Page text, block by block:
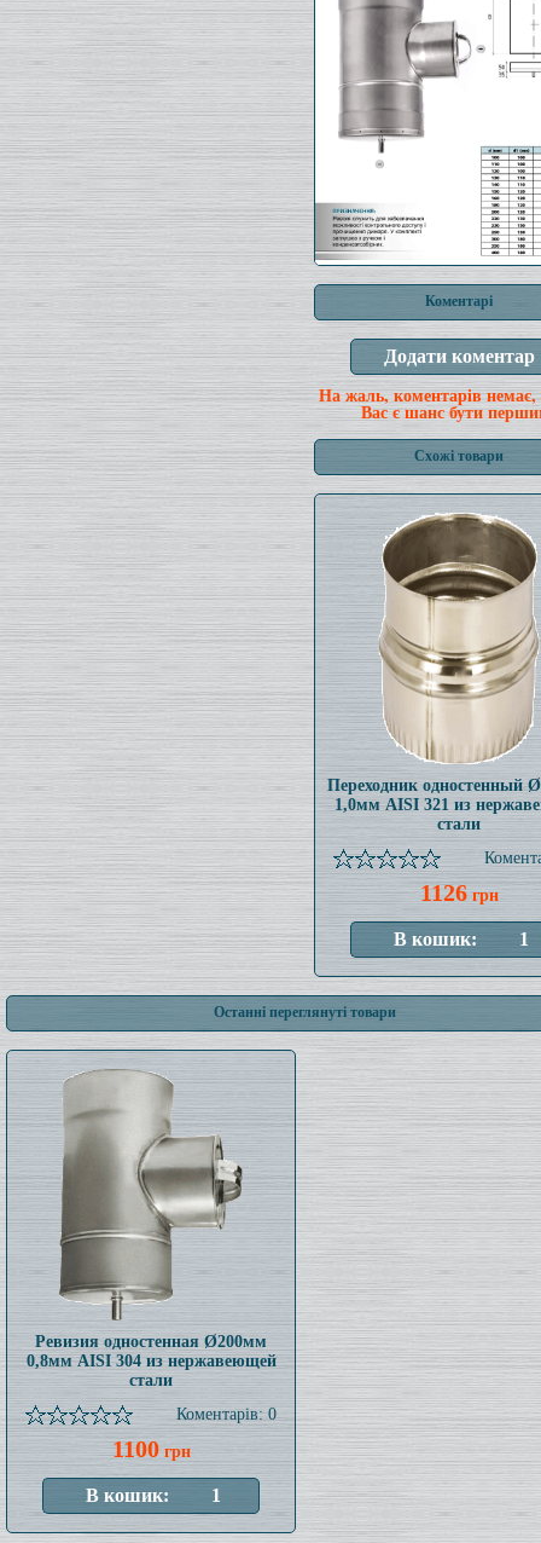
Коментарі
На жаль, коментарів немає,
Вас є шанс бути
Схожі товари
Переходник одностенный
1,0мм AISI 321 из
стали
1126грн
Останні переглянуті товари
Ревизия одностенная Ø200мм
0,8мм AISI 304 из нержавеющей
стали
Коментарів: 0
1100грн